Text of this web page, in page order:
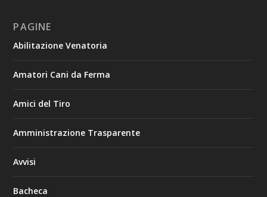
PAGINE
Abilitazione Venatoria
Amatori Cani da Ferma
Amici del Tiro
Amministrazione Trasparente
Avvisi
Bacheca